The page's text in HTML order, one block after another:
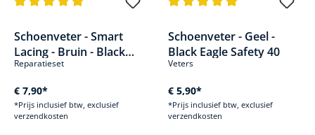
Schoenveter - Smart
Lacing - Bruin - Black
Eagle Athletic 2.0 &
Reparatieset
€ 7,90*
*Prijs inclusief btw, exclusief
verzendkosten
Schoenveter - Geel -
Black Eagle Safety 40
Veters
€ 5,90*
*Prijs inclusief btw, exclusief
verzendkosten